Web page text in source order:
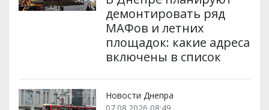
демонтировать ряд
МАФов и летних
площадок: какие адреса
включены в список
Новости Днепра